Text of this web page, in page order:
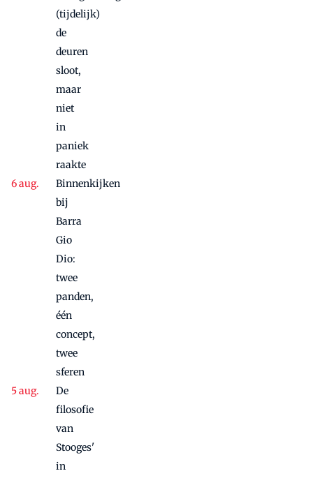
(tijdelijk)
de
deuren
sloot,
maar
niet
in
paniek
raakte
Binnenkijken
bij
Barra
Gio
Dio:
twee
panden,
één
concept,
twee
sferen
De
filosofie
van
Stooges'
in